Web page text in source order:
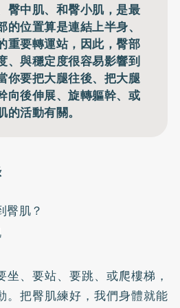
臀中肌、和臀小肌，是最
位置算是連結上半身、
重要轉運站，因此，臀部
、與穩定度很容易影響到
你要把大腿往後、把大腿
向後伸展、旋轉軀幹、或
活動有關。
臀肌？
、要站、要跳、或爬樓梯，
。把臀肌練好，我們身體就能